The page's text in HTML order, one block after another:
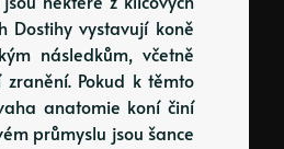
Dostihy vystavují koně
následkům, včetně
Pokud k těmto
anatomie koní činí
průmyslu jsou šance